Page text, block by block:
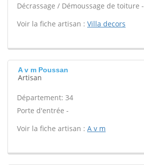
Décrassage / Démoussage de toiture -
Voir la fiche artisan : Villa decors
A v m Poussan
Artisan
Département: 34
Porte d'entrée -
Voir la fiche artisan : A v m